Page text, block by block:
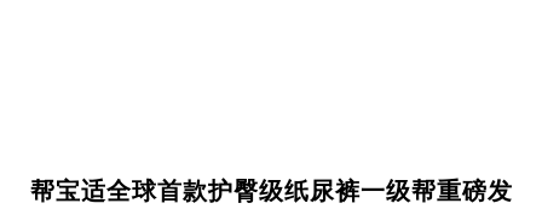
帮宝适全球首款护臀级纸尿裤一级帮重磅发